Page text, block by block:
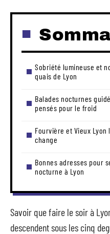
Sobriété lumineuse et
quais de Lyon
Balades nocturnes
pensés pour le froid
Fourvière et Vieux
change
Bonnes adresses pour
nocturne à Lyon
Savoir que faire le soir à
descendent sous les cinq